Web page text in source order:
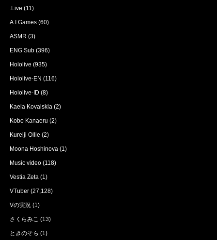
.Live (11)
A.I.Games (60)
ASMR (3)
ENG Sub (396)
Hololive (935)
Hololive-EN (116)
Hololive-ID (8)
Kaela Kovalskia (2)
Kobo Kanaeru (2)
Kureiji Ollie (2)
Moona Hoshinova (1)
Music video (118)
Vestia Zeta (1)
VTuber (27,128)
Vの実況 (1)
さくらみこ (13)
ときのそら (1)